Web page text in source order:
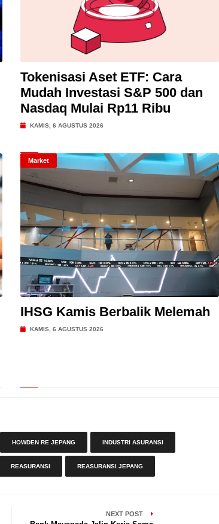
Tokenisasi Aset ETF: Cara
Mudah Investasi S&P 500 dan
Nasdaq Mulai Rp11 Ribu
KAMIS, 6 AGUSTUS 2026
Market
IHSG Kamis Berbalik Melemah
KAMIS, 6 AGUSTUS 2026
HOWDEN RE JEPANG INDUSTRI ASURANSI
REASURANSI REASURANSI JEPANG
NEXT POST